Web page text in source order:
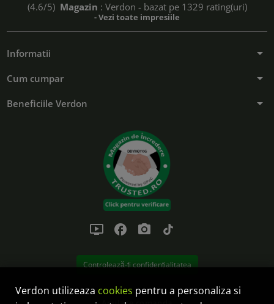
(4.6/5) Magazin : Verdon - bazat pe 1329 rating(uri)
- Vezi toate impresiile
Informatii arrow_drop_down
Cum cumpar arrow_drop_down
Beneficiile Verdon arrow_drop_down
ondemand_video facebook photo_camera tiktok
Controlează-ți confidențialitatea
Verdon utilizeaza cookies pentru a personaliza si